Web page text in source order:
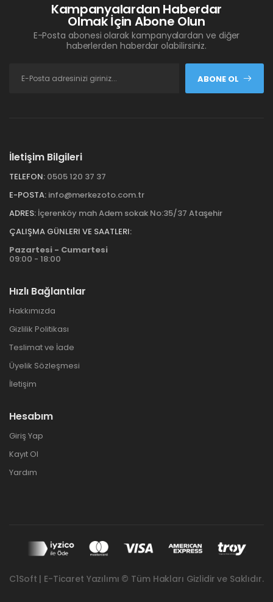
Kampanyalardan Haberdar
Olmak İçin Abone Olun
E-Posta abonesi olarak kampanyalardan ve diğer
haberlerden haberdar olabilirsiniz.
ABONE OL
İletişim Bilgileri
TELEFON: 0505 120 37 37
E-POSTA: info@merkezoto.com.tr
ADRES: İçerenköy mah Adem sokak No:35/37 Ataşehir
ÇALIŞMA GÜNLERI VE SAATLERI:
Pazartesi - Cumartesi
09:00 - 18:00
Hızlı Bağlantılar
Hakkımızda
Gizlilik Politikası
Teslimat ve İade
Üyelik Sözleşmesi
İletişim
Hesabım
Giriş Yap
Kayıt Ol
Yardım
C1Soft | E-Ticaret Yazılımı © Tüm Hakları Gizlidir ve Saklıdır.